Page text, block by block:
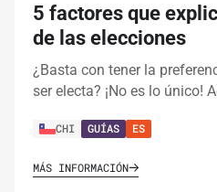
5 factores que
de las elecciones
¿Basta con tener la
ser electa? ¡No es lo único!
CHI GUÍAS ES
MÁS INFORMACIÓN